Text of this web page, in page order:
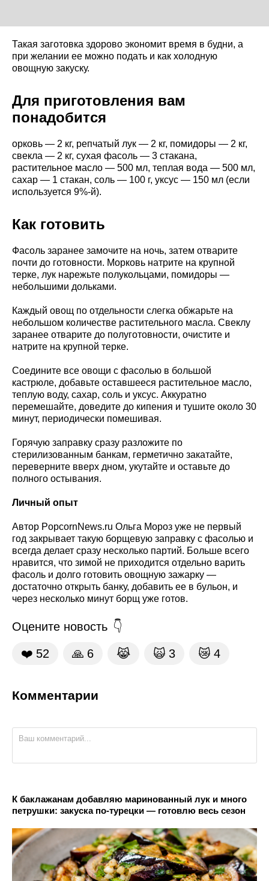
Такая заготовка здорово экономит время в будни, а
при желании ее можно подать и как холодную
овощную закуску.
Для приготовления вам
понадобится
орковь — 2 кг, репчатый лук — 2 кг, помидоры — 2 кг,
свекла — 2 кг, сухая фасоль — 3 стакана,
растительное масло — 500 мл, теплая вода — 500 мл,
сахар — 1 стакан, соль — 100 г, уксус — 150 мл (если
используется 9%-й).
Как готовить
Фасоль заранее замочите на ночь, затем отварите
почти до готовности. Морковь натрите на крупной
терке, лук нарежьте полукольцами, помидоры —
небольшими дольками.
Каждый овощ по отдельности слегка обжарьте на
небольшом количестве растительного масла. Свеклу
заранее отварите до полуготовности, очистите и
натрите на крупной терке.
Соедините все овощи с фасолью в большой
кастрюле, добавьте оставшееся растительное масло,
теплую воду, сахар, соль и уксус. Аккуратно
перемешайте, доведите до кипения и тушите около 30
минут, периодически помешивая.
Горячую заправку сразу разложите по
стерилизованным банкам, герметично закатайте,
переверните вверх дном, укутайте и оставьте до
полного остывания.
Личный опыт
Автор PopcornNews.ru Ольга Мороз уже не первый
год закрывает такую борщевую заправку с фасолью и
всегда делает сразу несколько партий. Больше всего
нравится, что зимой не приходится отдельно варить
фасоль и долго готовить овощную зажарку —
достаточно открыть банку, добавить ее в бульон, и
через несколько минут борщ уже готов.
Оцените новость
❤️ 52 🙏 6 😹 🙀 3 😿 4
Комментарии
К баклажанам добавляю маринованный лук и много
петрушки: закуска по-турецки — готовлю весь сезон